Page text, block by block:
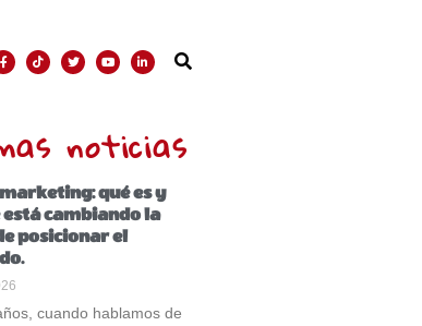
noticias
marketing: qué es y
está cambiando la
posicionar el
cuando hablamos de